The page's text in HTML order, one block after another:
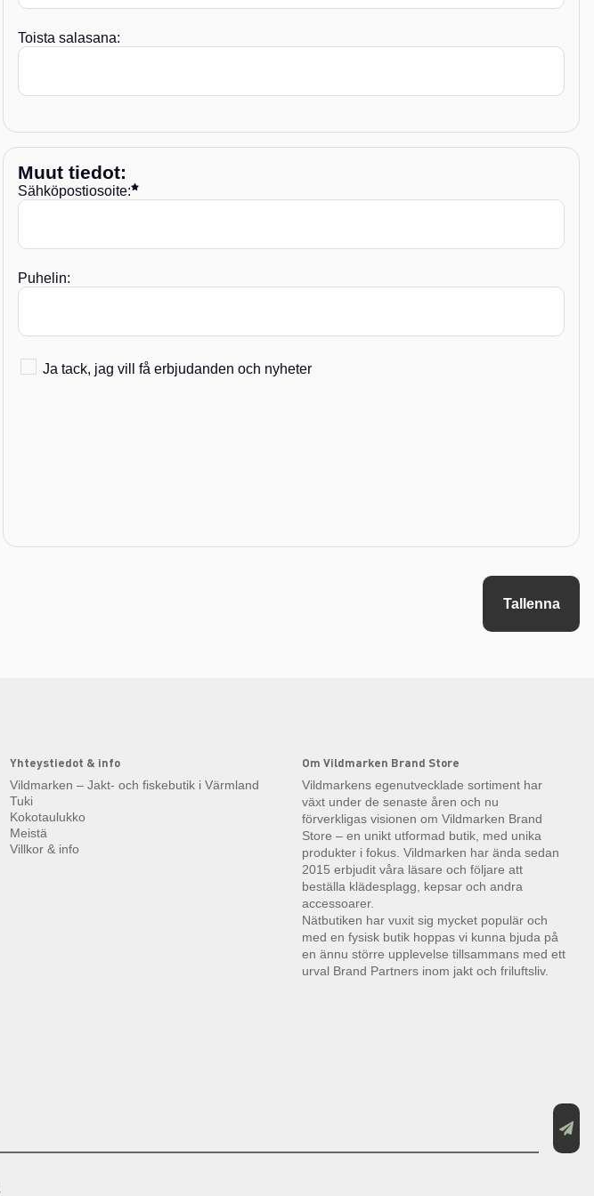
Toista salasana:
Muut tiedot:
Sähköpostiosoite:
Puhelin:
Godkännande av nyhetsbrev.
Ja tack, jag vill få erbjudanden och nyheter
Tallenna
Yhteystiedot & info
Vildmarken – Jakt- och fiskebutik i Värmland
Tuki
Kokotaulukko
Meistä
Villkor & info
Om Vildmarken Brand Store
Vildmarkens egenutvecklade sortiment har
växt under de senaste åren och nu
förverkligas visionen om Vildmarken Brand
Store – en unikt utformad butik, med unika
produkter i fokus. Vildmarken har ända sedan
2015 erbjudit våra läsare och följare att
beställa klädesplagg, kepsar och andra
accessoarer.
Nätbutiken har vuxit sig mycket populär och
med en fysisk butik hoppas vi kunna bjuda på
en ännu större upplevelse tillsammans med ett
urval Brand Partners inom jakt och friluftsliv.